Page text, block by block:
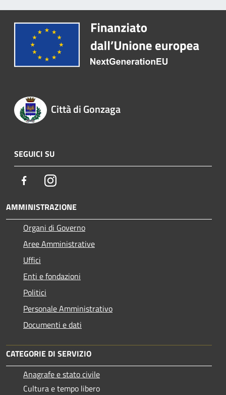
Città di Gonzaga
SEGUICI SU
FacebookInstagram
AMMINISTRAZIONE
Organi di Governo
Aree Amministrative
Uffici
Enti e fondazioni
Politici
Personale Amministrativo
Documenti e dati
CATEGORIE DI SERVIZIO
Anagrafe e stato civile
Cultura e tempo libero